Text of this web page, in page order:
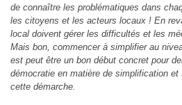
de connaître les problématiques dans
les citoyens et les acteurs locaux ! En
local doivent gérer les difficultés et les
Mais bon, commencer à simplifier au
est peut être un bon début concret pour
démocratie en matière de simplification
cette démarche.